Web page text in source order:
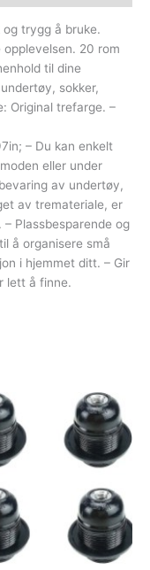
trygg å bruke.
opplevelsen. 20 rom
til dine
sokker,
Original trefarge. –
– Du kan enkelt
eller under
av undertøy,
av tremateriale, er
Plassbesparende og
å organisere små
i hjemmet ditt. – Gir
lett å finne.